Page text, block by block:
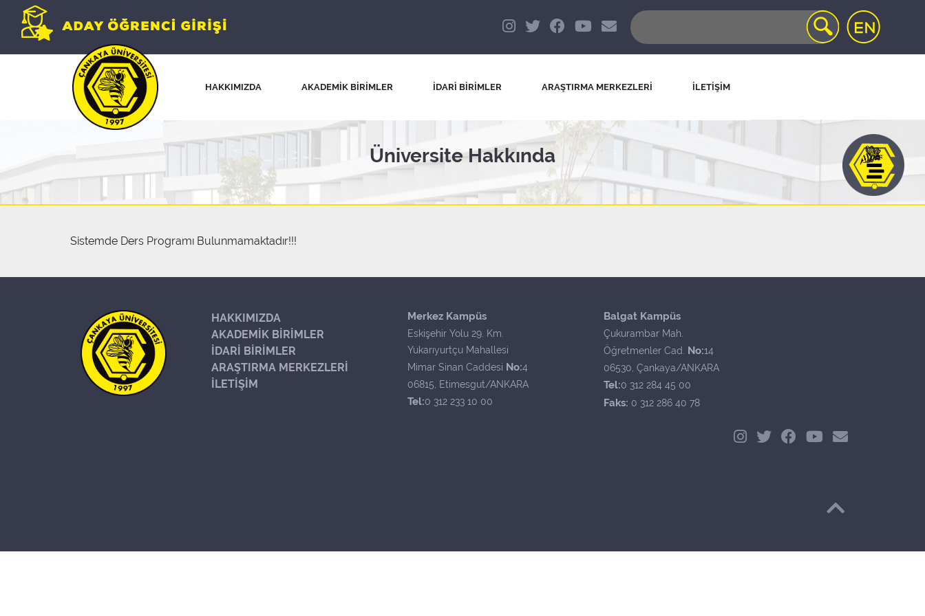
HAKKIMIZDA AKADEMİK BİRİMLER İDARİ BİRİMLER ARAŞTIRMA MERKEZLERİ İLETİŞİM
Üniversite Hakkında
Sistemde Ders Programı Bulunmamaktadır!!!
HAKKIMIZDA
AKADEMİK BİRİMLER
İDARİ BİRİMLER
ARAŞTIRMA MERKEZLERİ
İLETİŞİM
Merkez Kampüs
Eskişehir Yolu 29. Km.
Yukarıyurtçu Mahallesi
Mimar Sinan Caddesi No:4
06815, Etimesgut/ANKARA
Tel:0 312 233 10 00
Balgat Kampüs
Çukurambar Mah.
Öğretmenler Cad. No:14
06530, Çankaya/ANKARA
Tel:0 312 284 45 00
Faks: 0 312 286 40 78